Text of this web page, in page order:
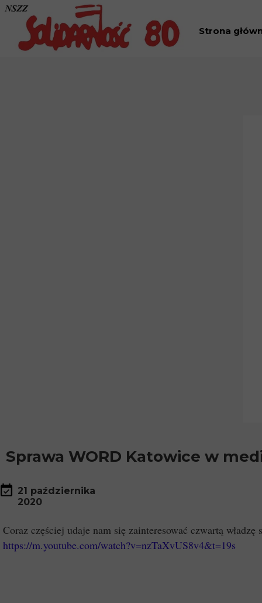
21 października
2020
Coraz częściej udaje nam się zainteresować czwartą
https://m.youtube.com/watch?v=nzTaXvUS8v4&t=19s
Sprawa WORD Katowice w
Strona